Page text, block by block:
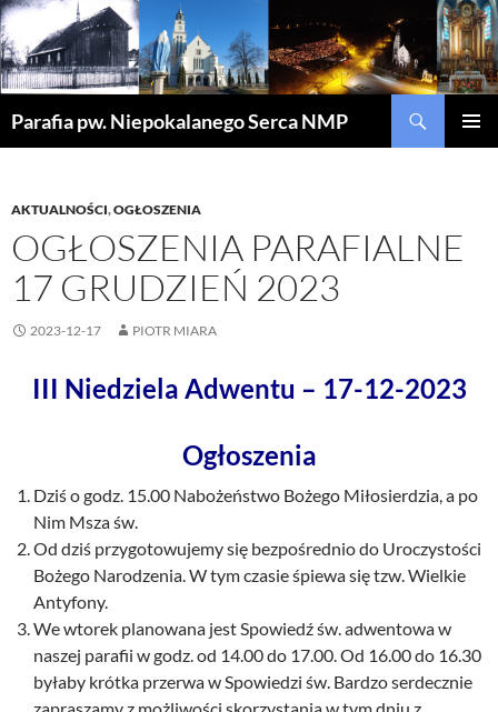
Parafia pw. Niepokalanego Serca NMP
AKTUALNOŚCI,OGŁOSZENIA
OGŁOSZENIA PARAFIALNE
17 GRUDZIEŃ 2023
2023-12-17 PIOTR MIARA
III Niedziela Adwentu – 17-12-2023
Ogłoszenia
Dziś o godz. 15.00 Nabożeństwo Bożego Miłosierdzia, a po
Nim Msza św.
Od dziś przygotowujemy się bezpośrednio do Uroczystości
Bożego Narodzenia. W tym czasie śpiewa się tzw. Wielkie
Antyfony.
We wtorek planowana jest Spowiedź św. adwentowa w
naszej parafii w godz. od 14.00 do 17.00. Od 16.00 do 16.30
byłaby krótka przerwa w Spowiedzi św. Bardzo serdecznie